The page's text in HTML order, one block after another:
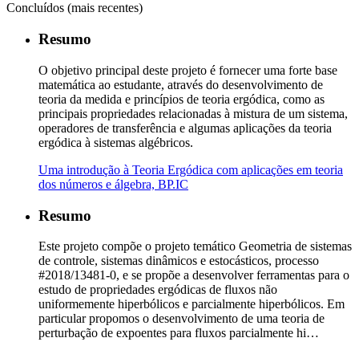
Concluídos (mais recentes)
Resumo
O objetivo principal deste projeto é fornecer uma forte base
matemática ao estudante, através do desenvolvimento de
teoria da medida e princípios de teoria ergódica, como as
principais propriedades relacionadas à mistura de um sistema,
operadores de transferência e algumas aplicações da teoria
ergódica à sistemas algébricos.
Uma introdução à Teoria Ergódica com aplicações em teoria
dos números e álgebra, BP.IC
Resumo
Este projeto compõe o projeto temático Geometria de sistemas
de controle, sistemas dinâmicos e estocásticos, processo
#2018/13481-0, e se propõe a desenvolver ferramentas para o
estudo de propriedades ergódicas de fluxos não
uniformemente hiperbólicos e parcialmente hiperbólicos. Em
particular propomos o desenvolvimento de uma teoria de
perturbação de expoentes para fluxos parcialmente hi…